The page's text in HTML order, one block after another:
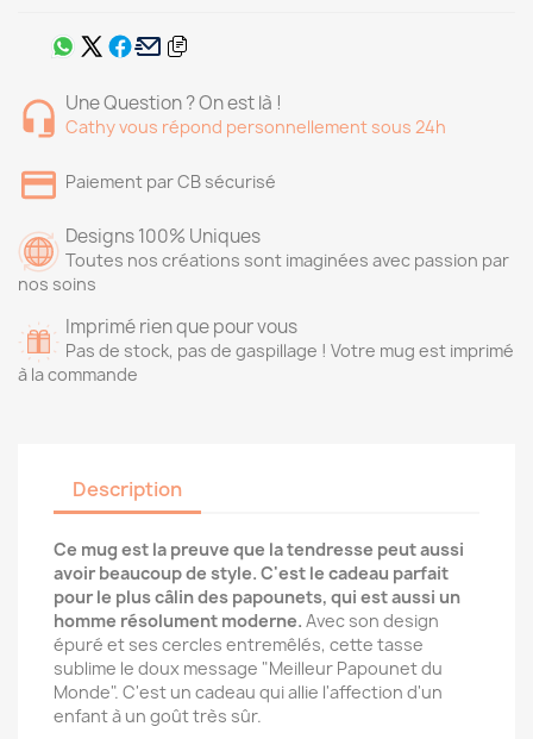
Une Question ? On est là !
Cathy vous répond personnellement sous 24h
Paiement par CB sécurisé
Designs 100% Uniques
Toutes nos créations sont imaginées avec passion par
nos soins
Imprimé rien que pour vous
Pas de stock, pas de gaspillage ! Votre mug est imprimé
à la commande
Description
Ce mug est la preuve que la tendresse peut aussi
avoir beaucoup de style. C'est le cadeau parfait
pour le plus câlin des papounets, qui est aussi un
homme résolument moderne. Avec son design
épuré et ses cercles entremêlés, cette tasse
sublime le doux message "Meilleur Papounet du
Monde". C'est un cadeau qui allie l'affection d'un
enfant à un goût très sûr.